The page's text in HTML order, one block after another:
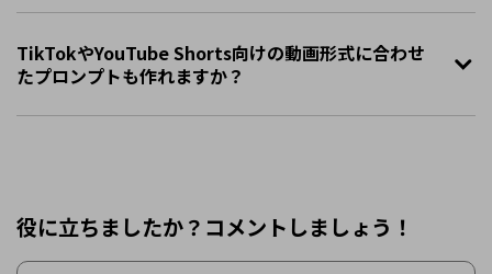
TikTokやYouTube Shorts向けの動画形式に合わせ
たプロンプトも作れますか？
役に立ちましたか？コメントしましょう！